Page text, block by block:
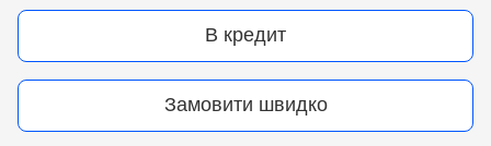
В кредит
Замовити швидко